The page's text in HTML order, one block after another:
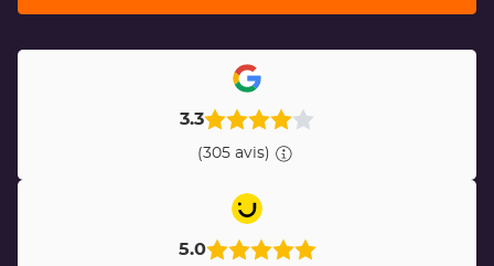
3.3
(305 avis)
5.0